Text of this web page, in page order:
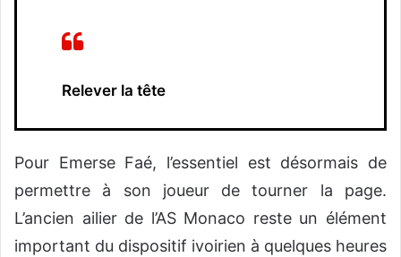
Relever la tête
Pour Emerse Faé, l’essentiel est désormais de
permettre à son joueur de tourner la page.
L’ancien ailier de l’AS Monaco reste un élément
important du dispositif ivoirien à quelques heures